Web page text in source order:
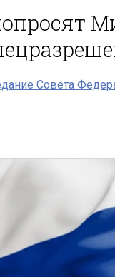
Совета